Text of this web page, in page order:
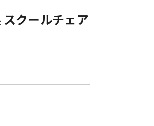
クールチェア